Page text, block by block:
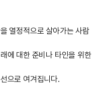
열정적으로 살아가는 사람
에 대한 준비나 타인을 위한
으로 여겨집니다.